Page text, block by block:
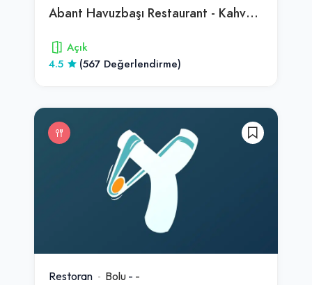
Abant Havuzbaşı Restaurant - Kahvaltı - Kuzu Çevirme -Alabalık
Açık
4.5
(567 Değerlendirme)
Restoran Bolu - -